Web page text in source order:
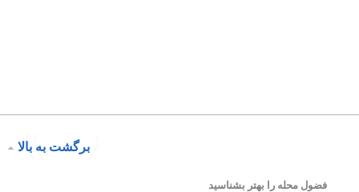
برگشت به بالا
فضول محله را بهتر بشناسید